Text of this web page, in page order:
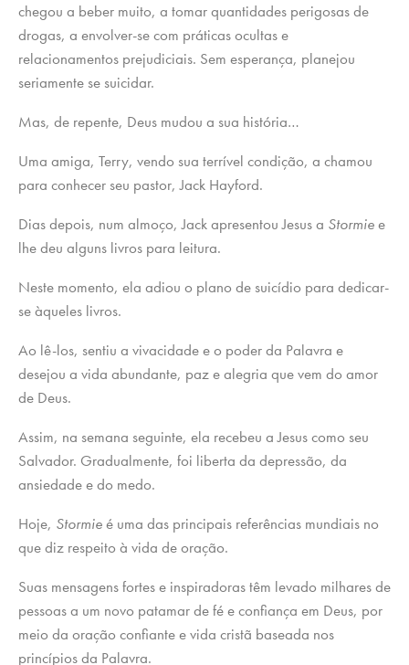
chegou a beber muito, a tomar quantidades perigosas de
drogas, a envolver-se com práticas ocultas e
relacionamentos prejudiciais. Sem esperança, planejou
seriamente se suicidar.
Mas, de repente, Deus mudou a sua história…
Uma amiga, Terry, vendo sua terrível condição, a chamou
para conhecer seu pastor, Jack Hayford.
Dias depois, num almoço, Jack apresentou Jesus a Stormiee
lhe deu alguns livros para leitura.
Neste momento, ela adiou o plano de suicídio para dedicar-
se àqueles livros.
Ao lê-los, sentiu a vivacidade e o poder da Palavra e
desejou a vida abundante, paz e alegria que vem do amor
de Deus.
Assim, na semana seguinte, ela recebeu a Jesus como seu
Salvador. Gradualmente, foi liberta da depressão, da
ansiedade e do medo.
Hoje, Stormieé uma das principais referências mundiais no
que diz respeito à vida de oração.
Suas mensagens fortes e inspiradoras têm levado milhares de
pessoas a um novo patamar de fé e confiança em Deus, por
meio da oração confiante e vida cristã baseada nos
princípios da Palavra.